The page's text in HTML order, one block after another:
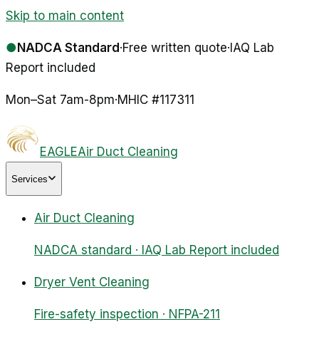
Skip to main content
● NADCA Standard ·Free written quote· IAQ Lab
Report included
Mon–Sat 7am-8pm·MHIC #117311
EAGLEAir Duct Cleaning
Services
Air Duct Cleaning
NADCA standard · IAQ Lab Report included
Dryer Vent Cleaning
Fire-safety inspection · NFPA-211